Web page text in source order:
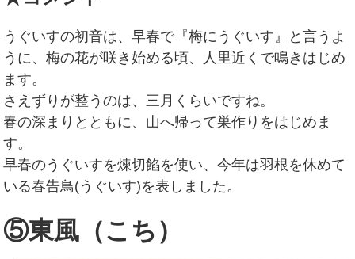
うぐいすの初音は、早春で『梅にうぐいす』と言うよ
うに、梅の花が咲き始める頃、人里近くで鳴きはじめ
ます。
さえずりが整うのは、三月くらいですね。
春の深まりとともに、山へ帰って巣作りをはじめま
す。
早春のうぐいすを煉切餡を使い、今年は羽根を休めて
いる春告鳥(うぐいす)を表しました。
⑤東風（こち）